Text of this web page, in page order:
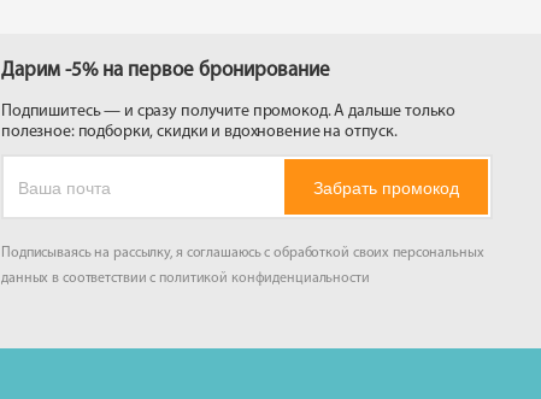
Дарим -5% на первое бронирование
Подпишитесь — и сразу получите промокод. А дальше только
полезное: подборки, скидки и вдохновение на отпуск.
Забрать промокод
Подписываясь на рассылку, я соглашаюсь с обработкой своих персональных
данных в соответствии с политикой конфиденциальности